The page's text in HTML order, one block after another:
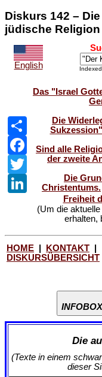
Diskurs 142 –
jüdische
English
Twitter
Das "Israel
Die
Sind alle
der zweite
Die
Christentums.
Freiheit
(Um die
erhalten,
HOME KONTAKT
DISKURSÜBERSICHT
Die
(Texte in einem
dieser